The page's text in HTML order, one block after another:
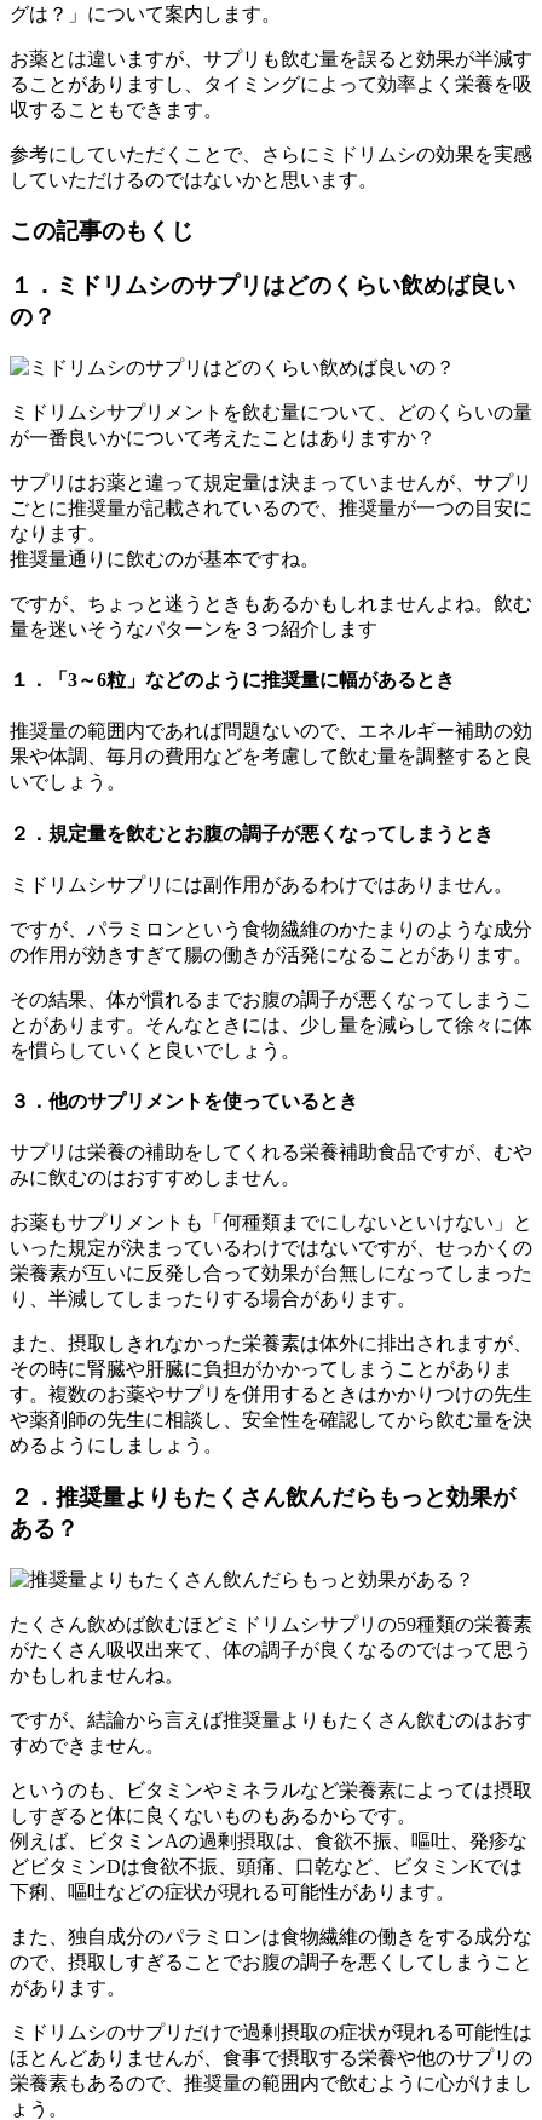
グは？」について案内します。
お薬とは違いますが、サプリも飲む量を誤ると効果が半減す
ることがありますし、タイミングによって効率よく栄養を吸
収することもできます。
参考にしていただくことで、さらにミドリムシの効果を実感
していただけるのではないかと思います。
この記事のもくじ
１．ミドリムシのサプリはどのくらい飲めば良い
の？
ミドリムシサプリメントを飲む量について、どのくらいの量
が一番良いかについて考えたことはありますか？
サプリはお薬と違って規定量は決まっていませんが、サプリ
ごとに推奨量が記載されているので、推奨量が一つの目安に
なります。
推奨量通りに飲むのが基本ですね。
ですが、ちょっと迷うときもあるかもしれませんよね。飲む
量を迷いそうなパターンを３つ紹介します
１．「3～6粒」などのように推奨量に幅があるとき
推奨量の範囲内であれば問題ないので、エネルギー補助の効
果や体調、毎月の費用などを考慮して飲む量を調整すると良
いでしょう。
２．規定量を飲むとお腹の調子が悪くなってしまうとき
ミドリムシサプリには副作用があるわけではありません。
ですが、パラミロンという食物繊維のかたまりのような成分
の作用が効きすぎて腸の働きが活発になることがあります。
その結果、体が慣れるまでお腹の調子が悪くなってしまうこ
とがあります。そんなときには、少し量を減らして徐々に体
を慣らしていくと良いでしょう。
３．他のサプリメントを使っているとき
サプリは栄養の補助をしてくれる栄養補助食品ですが、むや
みに飲むのはおすすめしません。
お薬もサプリメントも「何種類までにしないといけない」と
いった規定が決まっているわけではないですが、せっかくの
栄養素が互いに反発し合って効果が台無しになってしまった
り、半減してしまったりする場合があります。
また、摂取しきれなかった栄養素は体外に排出されますが、
その時に腎臓や肝臓に負担がかかってしまうことがありま
す。複数のお薬やサプリを併用するときはかかりつけの先生
や薬剤師の先生に相談し、安全性を確認してから飲む量を決
めるようにしましょう。
２．推奨量よりもたくさん飲んだらもっと効果が
ある？
たくさん飲めば飲むほどミドリムシサプリの59種類の栄養素
がたくさん吸収出来て、体の調子が良くなるのではって思う
かもしれませんね。
ですが、結論から言えば推奨量よりもたくさん飲むのはおす
すめできません。
というのも、ビタミンやミネラルなど栄養素によっては摂取
しすぎると体に良くないものもあるからです。
例えば、ビタミンAの過剰摂取は、食欲不振、嘔吐、発疹な
どビタミンDは食欲不振、頭痛、口乾など、ビタミンKでは
下痢、嘔吐などの症状が現れる可能性があります。
また、独自成分のパラミロンは食物繊維の働きをする成分な
ので、摂取しすぎることでお腹の調子を悪くしてしまうこと
があります。
ミドリムシのサプリだけで過剰摂取の症状が現れる可能性は
ほとんどありませんが、食事で摂取する栄養や他のサプリの
栄養素もあるので、推奨量の範囲内で飲むように心がけまし
ょう。